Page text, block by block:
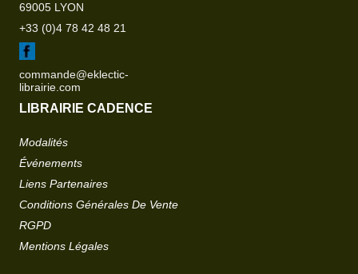
69005 LYON
+33 (0)4 78 42 48 21
commande@eklectic-
librairie.com
LIBRAIRIE CADENCE
Modalités
Événements
Liens Partenaires
Conditions Générales De Vente
RGPD
Mentions Légales